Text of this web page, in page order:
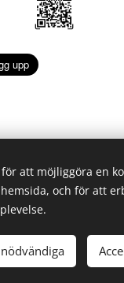
Webnode
att möjliggöra en
och för att